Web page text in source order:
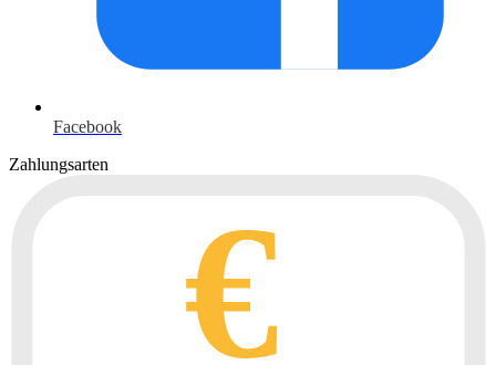
Facebook
Zahlungsarten